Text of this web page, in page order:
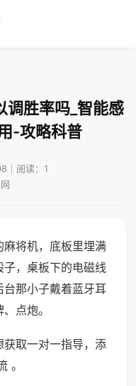
调胜率吗_智能感
-攻略科普
｜阅读：1
将机，底板里埋满
，桌板下的电磁线
台那小子戴着蓝牙耳
点炮。
取一对一指导，添
。